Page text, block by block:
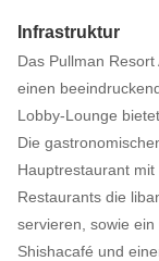
Infrastruktur
Das Pullman
einen
Lobby-Lounge
Die
Hauptrestaurant
Restaurants die
servieren, sowie
Shishacafé und